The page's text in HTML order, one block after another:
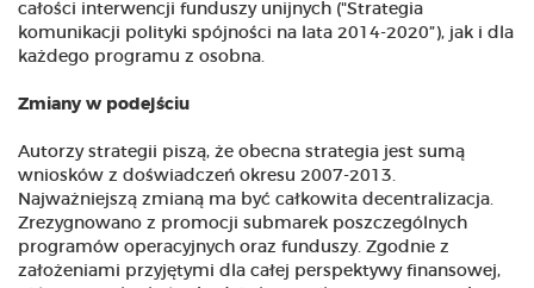
całości interwencji funduszy unijnych ("Strategia
komunikacji polityki spójności na lata 2014-2020”), jak i dla
każdego programu z osobna.
Zmiany w podejściu
Autorzy strategii piszą, że obecna strategia jest sumą
wniosków z doświadczeń okresu 2007-2013.
Najważniejszą zmianą ma być całkowita decentralizacja.
Zrezygnowano z promocji submarek poszczególnych
programów operacyjnych oraz funduszy. Zgodnie z
założeniami przyjętymi dla całej perspektywy finansowej,